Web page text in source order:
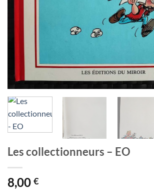
Les collectionneurs – EO
8,00 €